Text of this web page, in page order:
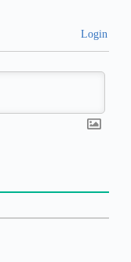
Login